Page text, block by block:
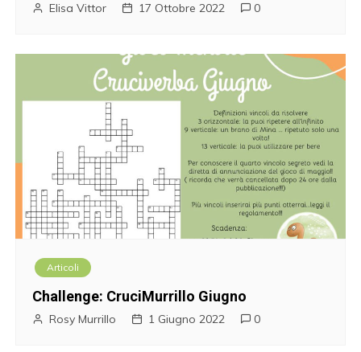
Elisa Vittor 17 Ottobre 2022 0
Articoli
Challenge: CruciMurrillo Giugno
Rosy Murrillo 1 Giugno 2022 0